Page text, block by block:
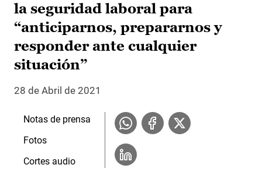
la seguridad laboral para
“anticiparnos, prepararnos y
responder ante cualquier
situación”
28 de Abril de 2021
Notas de prensa
Fotos
Cortes audio